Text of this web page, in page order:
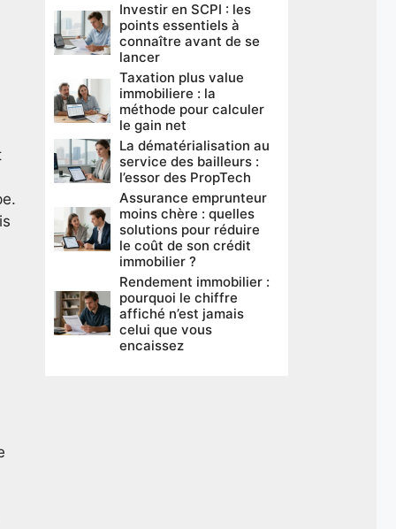
Investir en SCPI : les
points essentiels à
connaître avant de se
lancer
Taxation plus value
immobiliere : la
méthode pour calculer
le gain net
La dématérialisation au
service des bailleurs :
l’essor des PropTech
Assurance emprunteur
moins chère : quelles
solutions pour réduire
le coût de son crédit
immobilier ?
Rendement immobilier :
pourquoi le chiffre
affiché n’est jamais
celui que vous
encaissez